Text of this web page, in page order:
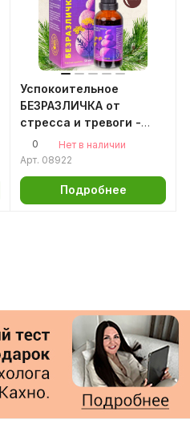
Успокоительное
БЕЗРАЗЛИЧКА от
стресса и тревоги -
патриния скальная,
50мл. антистресс
0
Нет в наличии
Арт. 08922
Подробнее